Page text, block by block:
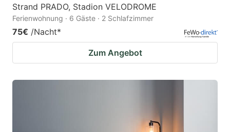
Strand PRADO, Stadion VELODROME
Ferienwohnung · 6 Gäste · 2 Schlafzimmer
75€ /Nacht*
Zum Angebot